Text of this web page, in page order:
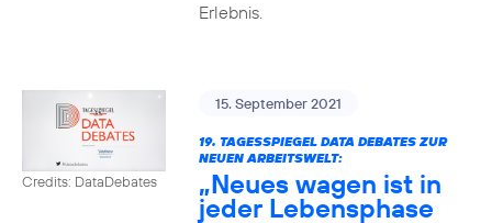
Erlebnis.
Credits: DataDebates
15. September 2021
19. TAGESSPIEGEL DATA DEBATES ZUR
NEUEN ARBEITSWELT:
„Neues wagen ist in
jeder Lebensphase